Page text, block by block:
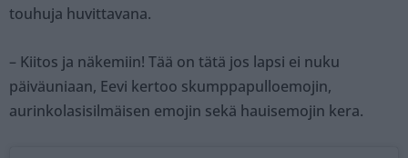
touhuja huvittavana.
– Kiitos ja näkemiin! Tää on tätä jos lapsi ei nuku
päiväuniaan, Eevi kertoo skumppapulloemojin,
aurinkolasisilmäisen emojin sekä hauisemojin kera.